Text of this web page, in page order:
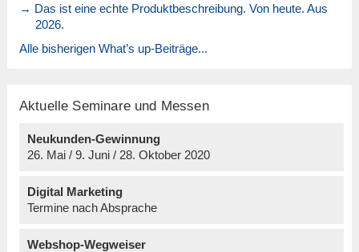
→ Das ist eine echte Produktbeschreibung. Von heute. Aus
2026.
Alle bisherigen What’s up-Beiträge...
Aktuelle Seminare und Messen
Neukunden-Gewinnung
26. Mai / 9. Juni / 28. Oktober 2020
Digital Marketing
Termine nach Absprache
Webshop-Wegweiser